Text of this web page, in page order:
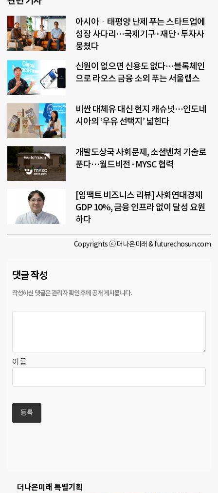
아시아ㆍ태평양 난제 푸는 스타트업에
성장 사다리…국제기구·재단·투자사
뭉쳤다
신원이 없으면 신용도 없다…블록체인
으로 라오스 금융 소외 푸는 서울랩스
비싼 대체유 대신 현지 캐슈넛…인도네
시아의 ‘우유 선택지’ 넓힌다
개발도상국 사회문제, 소셜벤처 기술로
푼다…월드비전·MYSC 협력
[임팩트 비즈니스 리뷰] 사회연대경제
GDP 10%, 금융 인프라 없이 달성 요원
하다
Copyrights ⓒ 더나은미래 & futurechosun.com
댓글 작성
이름
더나은미래 특별기획